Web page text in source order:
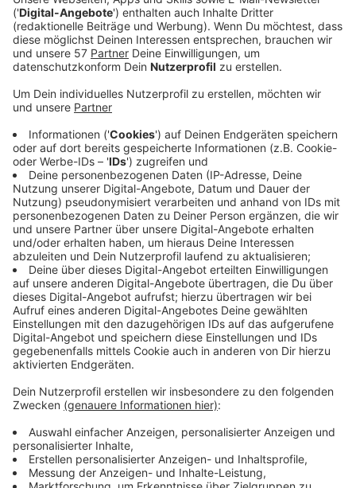
Anzeige
Kürzliche Erfolge feierte Jason Derulo mit den Singles
“Savage Love” (#1 in über 17 Ländern, 19x Platin)
sowie “Take You Dancing”.Zur Feier des neuen Jahres
legt er nach mit “Lifestyle” gemeinsam mit Maroon-5-
Frontsänger Adam Levine (bekannt von “Memories”,
“Girls Like You”, “Movies Like Jagger"). Die Kombination
kommt zwar etwas überraschend, doch der Song
"Lifestyle" scheint Potential zu haben für einen
Chartstürmer. Zwölf Millionen Views bei YouTube nach
zwei Monaten sprechen für sich.
Anzeige
Wir benötigen Ihre
Zustimmung, um den YouTube
Video-Service zu laden!
Drittanbieters, um Videoinhalte
einzubetten. Dieser Service kann
Daten zu Ihren Aktivitäten